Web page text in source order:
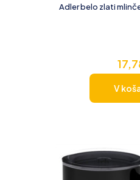
Adler belo zlati
V